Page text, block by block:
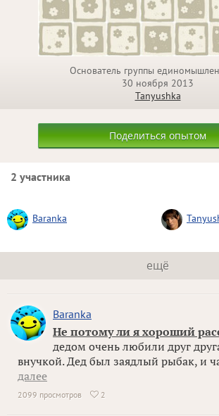
Основатель группы
30 ноября 2013
Tanyushka
Поделиться опытом
2 участника
Baranka
ещё
Baranka
Не потому ли я хороший
дедом очень любили друг
внучкой. Дед был заядлый рыбак, и
далее
2099 просмотров  2